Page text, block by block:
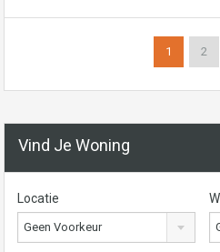
1 2
Vind Je Woning
Locatie
Geen Voorkeur